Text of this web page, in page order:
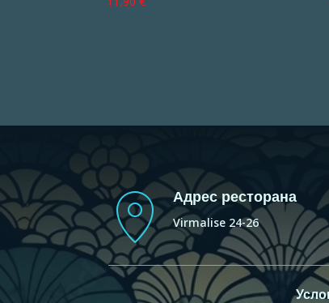
Адрес ресторана
Virmalise 24-26